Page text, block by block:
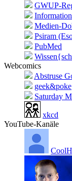
GWUP-
Medien-
Psiram
PubMed
Webcomics
Abstruse
geek&poke
Saturday
xkcd
YouTube-Kanäle